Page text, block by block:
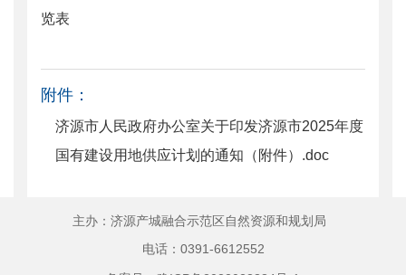
览表
附件：
济源市人民政府办公室关于印发济源市2025年度
国有建设用地供应计划的通知（附件）.doc
主办：济源产城融合示范区自然资源和规划局
电话：0391-6612552